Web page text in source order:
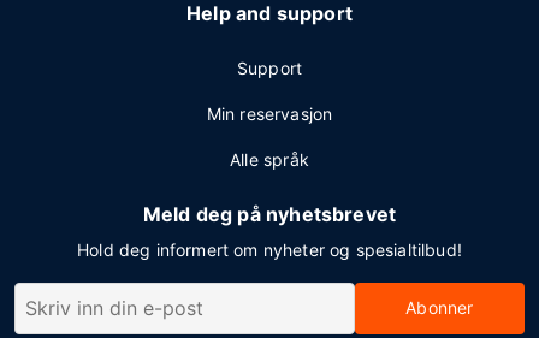
Help and support
Support
Min reservasjon
Alle språk
Meld deg på nyhetsbrevet
Hold deg informert om nyheter og spesialtilbud!
Abonner